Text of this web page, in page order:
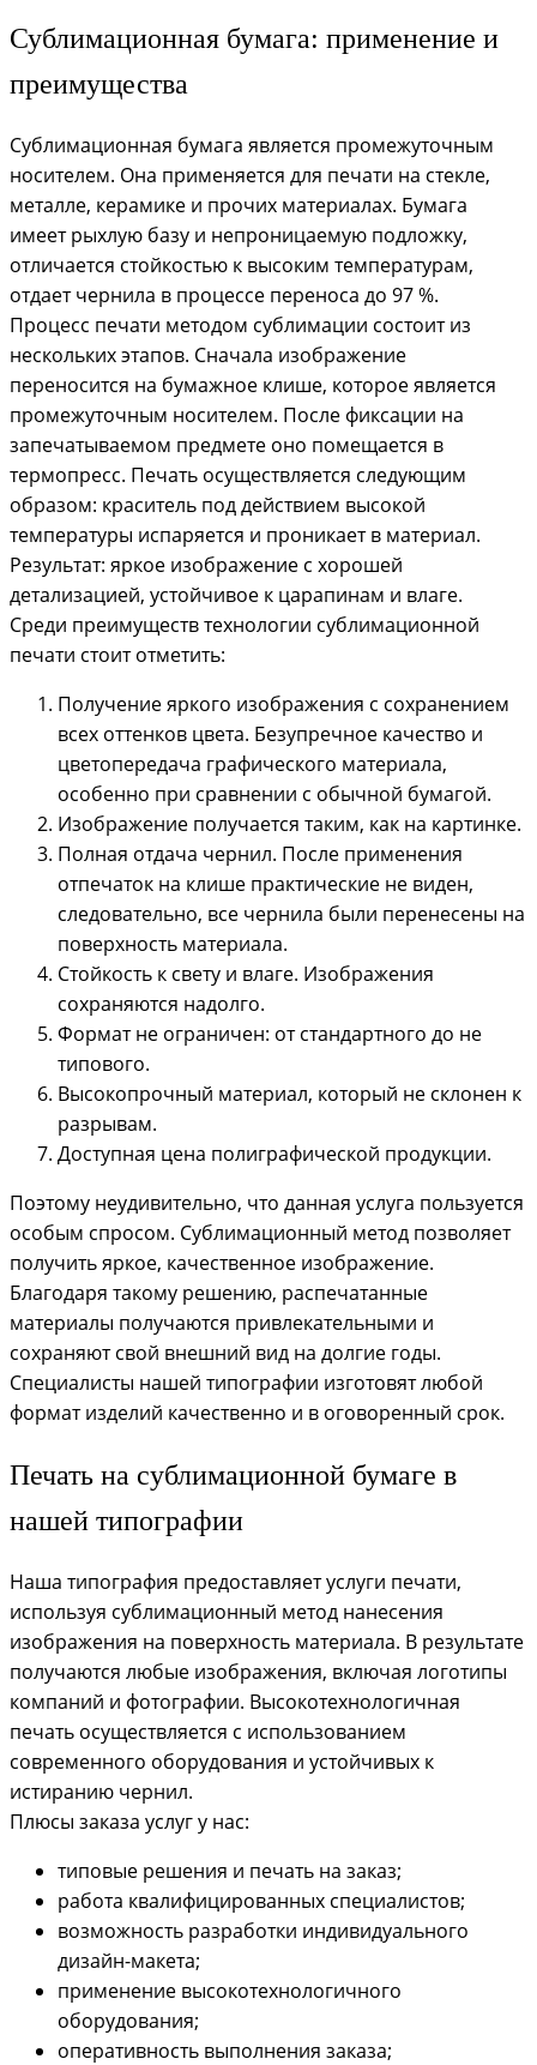
Сублимационная бумага: применение и
преимущества
Сублимационная бумага является промежуточным
носителем. Она применяется для печати на стекле,
металле, керамике и прочих материалах. Бумага
имеет рыхлую базу и непроницаемую подложку,
отличается стойкостью к высоким температурам,
отдает чернила в процессе переноса до 97 %.
Процесс печати методом сублимации состоит из
нескольких этапов. Сначала изображение
переносится на бумажное клише, которое является
промежуточным носителем. После фиксации на
запечатываемом предмете оно помещается в
термопресс. Печать осуществляется следующим
образом: краситель под действием высокой
температуры испаряется и проникает в материал.
Результат: яркое изображение с хорошей
детализацией, устойчивое к царапинам и влаге.
Среди преимуществ технологии сублимационной
печати стоит отметить:
Получение яркого изображения с сохранением
всех оттенков цвета. Безупречное качество и
цветопередача графического материала,
особенно при сравнении с обычной бумагой.
Изображение получается таким, как на картинке.
Полная отдача чернил. После применения
отпечаток на клише практические не виден,
следовательно, все чернила были перенесены на
поверхность материала.
Стойкость к свету и влаге. Изображения
сохраняются надолго.
Формат не ограничен: от стандартного до не
типового.
Высокопрочный материал, который не склонен к
разрывам.
Доступная цена полиграфической продукции.
Поэтому неудивительно, что данная услуга пользуется
особым спросом. Сублимационный метод позволяет
получить яркое, качественное изображение.
Благодаря такому решению, распечатанные
материалы получаются привлекательными и
сохраняют свой внешний вид на долгие годы.
Специалисты нашей типографии изготовят любой
формат изделий качественно и в оговоренный срок.
Печать на сублимационной бумаге в
нашей типографии
Наша типография предоставляет услуги печати,
используя сублимационный метод нанесения
изображения на поверхность материала. В результате
получаются любые изображения, включая логотипы
компаний и фотографии. Высокотехнологичная
печать осуществляется с использованием
современного оборудования и устойчивых к
истиранию чернил.
Плюсы заказа услуг у нас:
типовые решения и печать на заказ;
работа квалифицированных специалистов;
возможность разработки индивидуального
дизайн-макета;
применение высокотехнологичного
оборудования;
оперативность выполнения заказа;